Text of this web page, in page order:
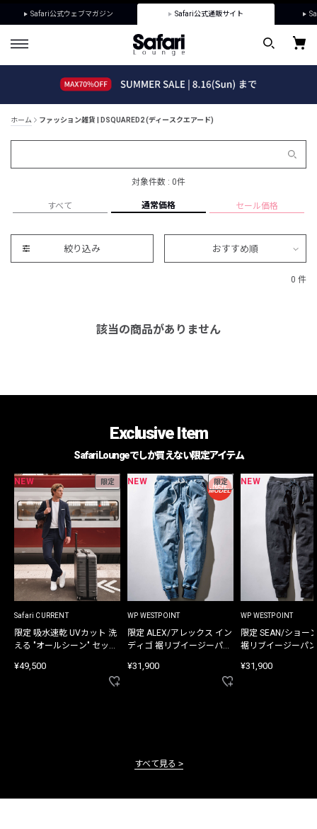
Safari公式ウェブマガジン Safari公式通販サイト
ホーム ファッション雑貨 | DSQUARED2 (ディースクエアード)
対象件数 : 0件
すべて 通常価格 セール価格
絞り込み おすすめ順
0 件
該当の商品がありません
Exclusive Item
Safari Loungeでしか買えない限定アイテム
NEW 限定
Safari CURRENT
限定 吸水速乾 UVカット 洗
える "オールシーン" セット
¥49,500
NEW 限定
WP WESTPOINT
限定 ALEX/アレックス イン
ディゴ 裾リブイージーパン
¥31,900
NEW
WP WESTPOINT
限定 SEAN/ショー
裾リブイージーパ
¥31,900
すべて見る